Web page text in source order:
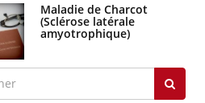
Maladie de Charcot
(Sclérose latérale
amyotrophique)